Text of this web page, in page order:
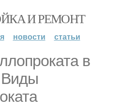
И РЕМОНТ
новости статьи
в
Виды